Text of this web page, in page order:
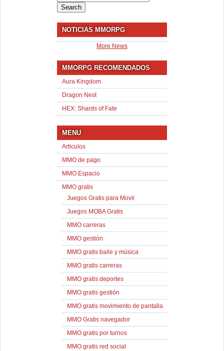
for:
NOTICIAS MMORPG
More News
MMORPG RECOMENDADOS
Aura Kingdom
Dragon Nest
HEX: Shards of Fate
MENU
Articulos
MMO de pago
MMO Espacio
MMO gratis
Juegos Gratis para Movil
Juegos MOBA Gratis
MMO carreras
MMO gestión
MMO gratis baile y música
MMO gratis carreras
MMO gratis deportes
MMO gratis gestión
MMO gratis movimiento de pantalla
MMO Gratis navegador
MMO gratis por turnos
MMO gratis red social